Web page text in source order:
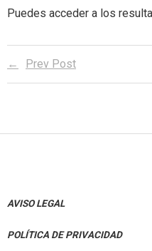
Puedes acceder a los
Prev Post
AVISO LEGAL
POLÍTICA DE PRIVACIDAD